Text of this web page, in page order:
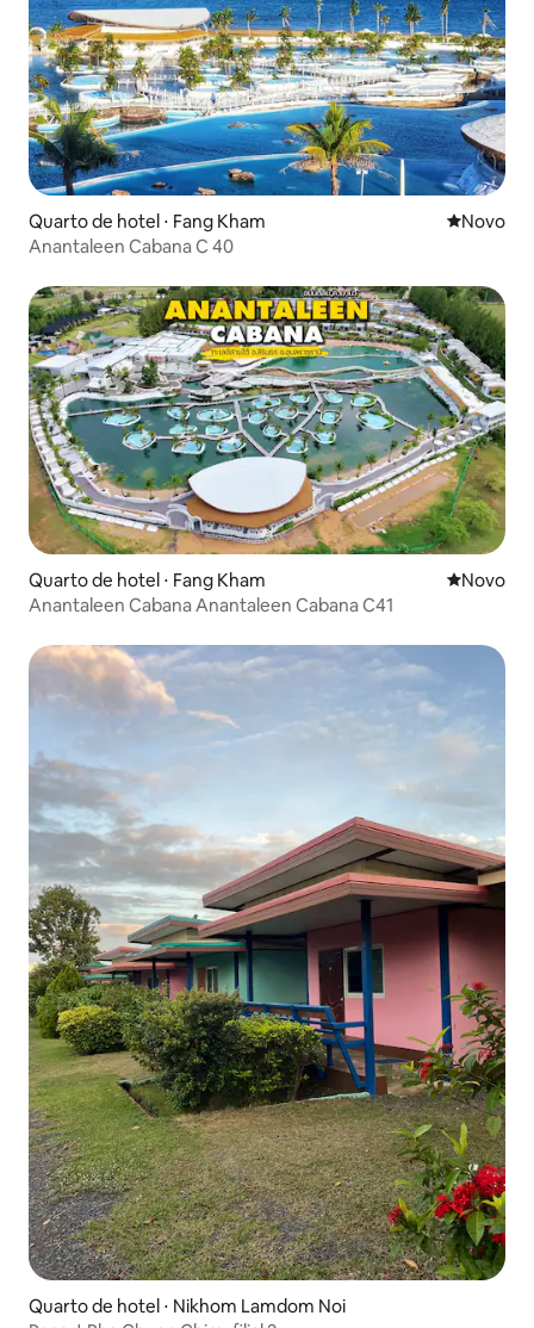
Quarto de hotel ⋅ Fang Kham Novo
Novo
Anantaleen Cabana C 40
Quarto de hotel ⋅ Fang Kham Novo
Novo
Anantaleen Cabana Anantaleen Cabana C41
Quarto de hotel ⋅ Nikhom Lamdom Noi